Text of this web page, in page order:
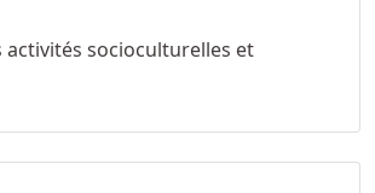
activités socioculturelles et